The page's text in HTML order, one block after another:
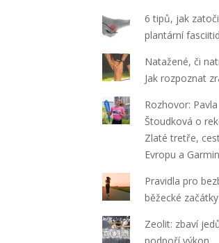
6 tipů, jak
plantární
Natažené, či
Jak rozpoznat
Rozhovor: Pavla
Štoudková o
Zlaté tretře,
Evropu a
Pravidla pro
běžecké začátky
Zeolit: zbaví